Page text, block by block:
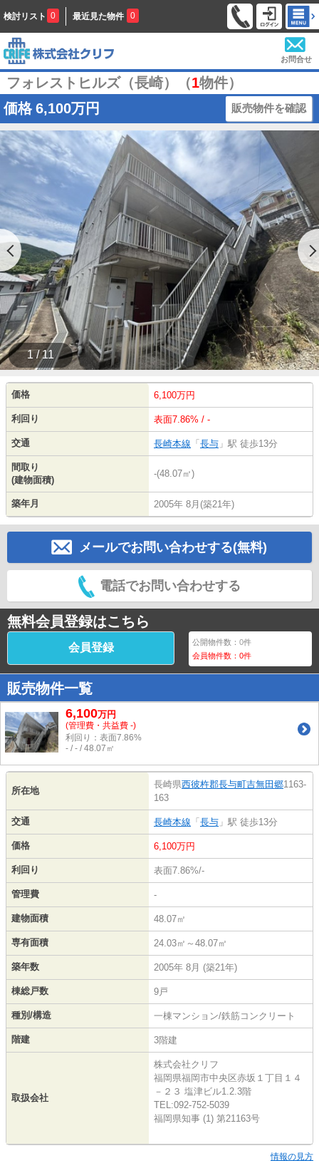
検討リスト 0 最近見た物件 0
お問合せ
フォレストヒルズ（長崎）（1物件）
価格 6,100万円 販売物件を確認
1 / 11
価格 6,100万円
利回り 表面7.86% / -
交通 長崎本線 「 長与 」駅 徒歩13分
間取り
(建物面積)
-(48.07㎡)
築年月 2005年 8月(築21年)
メールでお問い合わせする(無料)
電話でお問い合わせする
無料会員登録はこちら
会員登録 公開物件数：0件
会員物件数：0件
販売物件一覧
6,100万円
(管理費・共益費 -)
利回り：表面7.86%
- / - / 48.07㎡
所在地
長崎県西彼杵郡長与町吉無田郷1163-
163
交通 長崎本線 「 長与 」駅 徒歩13分
価格 6,100万円
利回り 表面7.86%/-
管理費 -
建物面積 48.07㎡
専有面積 24.03㎡～48.07㎡
築年数 2005年 8月 (築21年)
棟総戸数 9戸
種別/構造 一棟マンション/鉄筋コンクリート
階建 3階建
取扱会社
株式会社クリフ
福岡県福岡市中央区赤坂１丁目１４
－２３ 塩津ビル1.2.3階
TEL:092-752-5039
福岡県知事 (1) 第21163号
情報の見方